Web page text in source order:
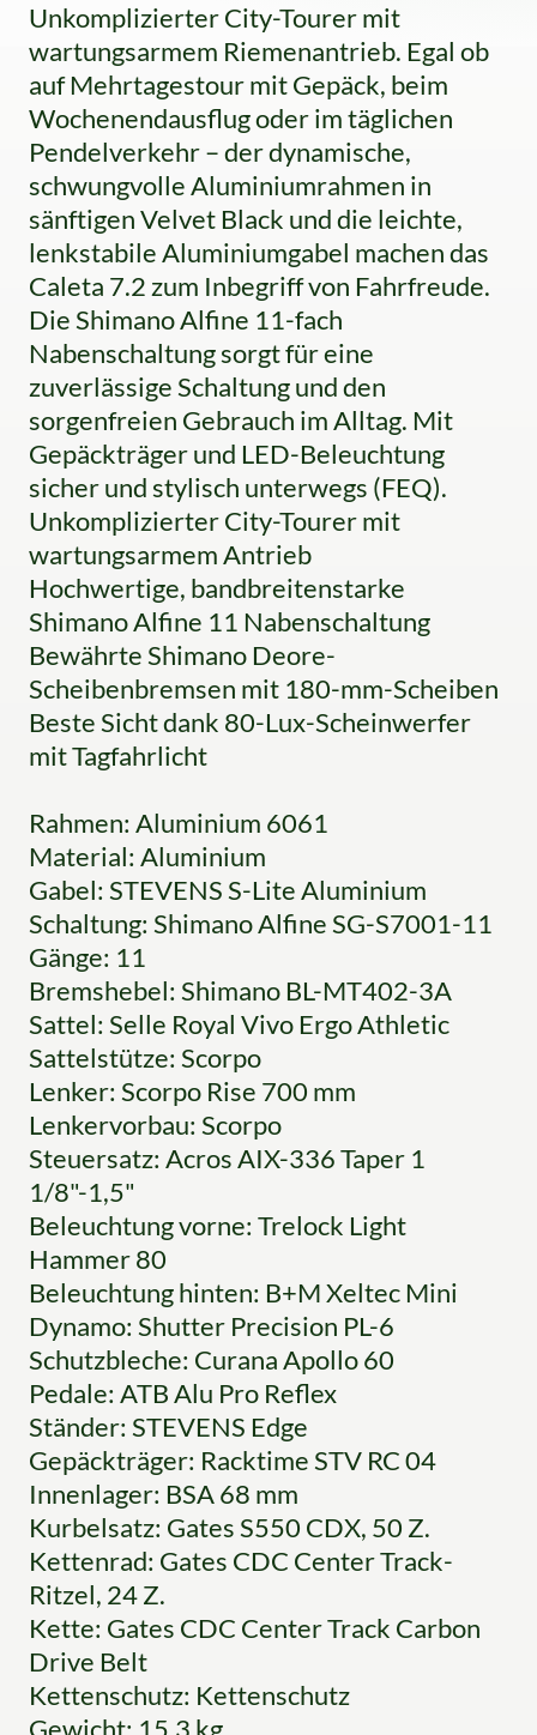
Unkomplizierter City-Tourer mit
wartungsarmem Riemenantrieb. Egal ob
auf Mehrtagestour mit Gepäck, beim
Wochenendausflug oder im täglichen
Pendelverkehr – der dynamische,
schwungvolle Aluminiumrahmen in
sänftigen Velvet Black und die leichte,
lenkstabile Aluminiumgabel machen das
Caleta 7.2 zum Inbegriff von Fahrfreude.
Die Shimano Alfine 11-fach
Nabenschaltung sorgt für eine
zuverlässige Schaltung und den
sorgenfreien Gebrauch im Alltag. Mit
Gepäckträger und LED-Beleuchtung
sicher und stylisch unterwegs (FEQ).
Unkomplizierter City-Tourer mit
wartungsarmem Antrieb
Hochwertige, bandbreitenstarke
Shimano Alfine 11 Nabenschaltung
Bewährte Shimano Deore-
Scheibenbremsen mit 180-mm-Scheiben
Beste Sicht dank 80-Lux-Scheinwerfer
mit Tagfahrlicht
Rahmen: Aluminium 6061
Material: Aluminium
Gabel: STEVENS S-Lite Aluminium
Schaltung: Shimano Alfine SG-S7001-11
Gänge: 11
Bremshebel: Shimano BL-MT402-3A
Sattel: Selle Royal Vivo Ergo Athletic
Sattelstütze: Scorpo
Lenker: Scorpo Rise 700 mm
Lenkervorbau: Scorpo
Steuersatz: Acros AIX-336 Taper 1
1/8"-1,5"
Beleuchtung vorne: Trelock Light
Hammer 80
Beleuchtung hinten: B+M Xeltec Mini
Dynamo: Shutter Precision PL-6
Schutzbleche: Curana Apollo 60
Pedale: ATB Alu Pro Reflex
Ständer: STEVENS Edge
Gepäckträger: Racktime STV RC 04
Innenlager: BSA 68 mm
Kurbelsatz: Gates S550 CDX, 50 Z.
Kettenrad: Gates CDC Center Track-
Ritzel, 24 Z.
Kette: Gates CDC Center Track Carbon
Drive Belt
Kettenschutz: Kettenschutz